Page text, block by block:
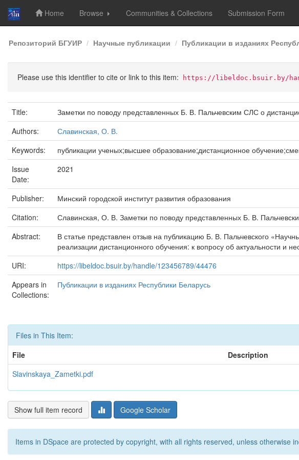
Skip
navigation
Home Browse Communities & Collections Submission Form
Репозиторий БГУИР Научные публикации Публикации в изданиях
Please use this identifier to cite or link to this item: https://libeldoc.bsuir.by/
Title:
Заметки по поводу представленных Б. В. Пальчевским СЛС о
Authors:
Славинская, О. В.
Keywords:
публикации ученых;высшее образование;дистанционное
Issue
Date:
2021
Publisher:
Минский городской институт развития образования
Citation:
Славинская, О. В. Заметки по поводу представленных Б. В.
Abstract:
В статье представлен отзыв на публикацию Б. В. Пальчевского
реализации дистанционного обучения: к вопросу об актуальности и
URI:
https://libeldoc.bsuir.by/handle/123456789/44476
Appears in
Collections:
Публикации в изданиях Республики Беларусь
Files in This Item:
File
Description
Slavinskaya_Zametki.pdf
Show full item record Google Scholar
Items in DSpace are protected by copyright, with all rights reserved, unless otherwise